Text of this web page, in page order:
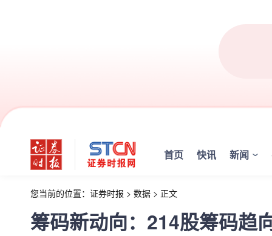
首页 快讯 新闻
您当前的位置： 证券时报 > 数据 > 正文
筹码新动向：214股筹码趋